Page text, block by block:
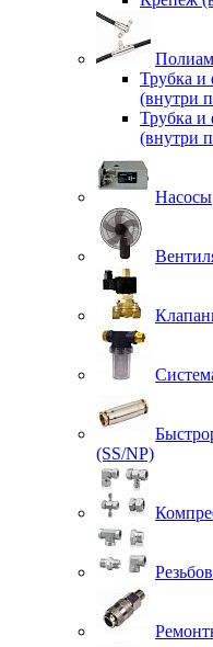
Трубка
(внутри
Трубка
(внутри
Насосы
(SS/NP)